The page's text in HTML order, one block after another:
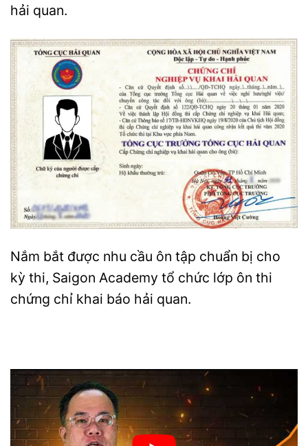
hải quan.
Nắm bắt được nhu cầu ôn tập chuẩn bị cho
kỳ thi, Saigon Academy tổ chức lớp ôn thi
chứng chỉ khai báo hải quan.